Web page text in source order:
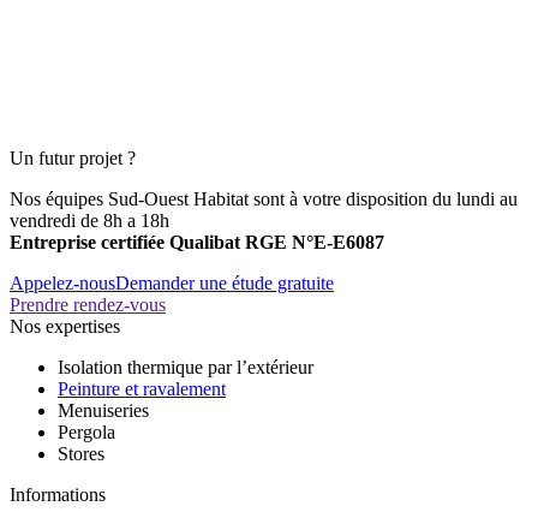
Un futur projet ?
Nos équipes Sud-Ouest Habitat sont à votre disposition du lundi au
vendredi de 8h a 18h
Entreprise certifiée Qualibat RGE N°E-E6087
Appelez-nousDemander une étude gratuite
Prendre rendez-vous
Nos expertises
Isolation thermique par l’extérieur
Peinture et ravalement
Menuiseries
Pergola
Stores
Informations